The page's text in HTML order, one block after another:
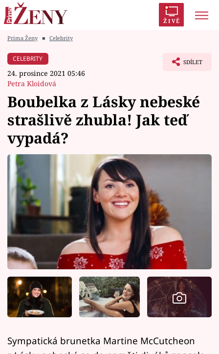
ŽIVĚ
Módní alarm
Témata
Celebrity
Vztahy
Seriály
Horoskopy
Sledujte prima+
Filmový festival Karlovy Vary
Pořady
Mámy sobě
Přihlášení
Prima Ženy ■ Celebrity
CELEBRITY
24. prosince 2021 05:46
Petra Kloidová
SDÍLET
Boubelka z Lásky nebeské
strašlivě zhubla! Jak teď
vypadá?
Sympatická brunetka Martine McCutcheon